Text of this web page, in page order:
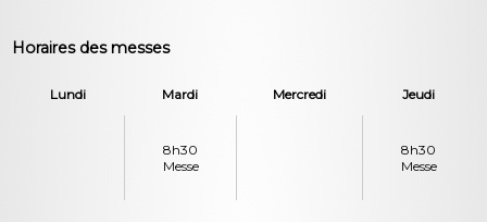
Horaires des messes
Lundi Mardi Mercredi Jeudi
8h30
Messe
8h30
Messe